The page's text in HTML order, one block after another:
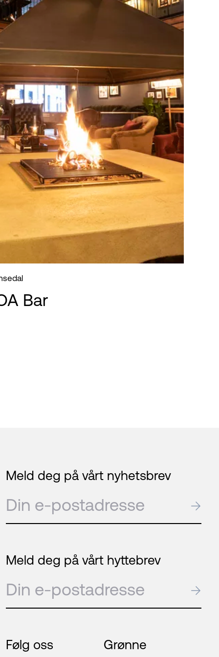
Bar
Meld deg på vårt nyhetsbrev
E-post
→
Meld deg på vårt hyttebrev
E-post
→
Følg oss
Grønne